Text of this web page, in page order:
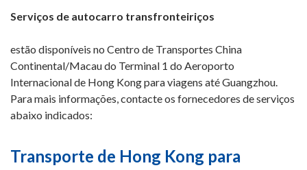
Serviços de autocarro transfronteiriços
estão disponíveis no Centro de Transportes China
Continental/Macau do Terminal 1 do Aeroporto
Internacional de Hong Kong para viagens até Guangzhou.
Para mais informações, contacte os fornecedores de serviços
abaixo indicados:
Transporte de Hong Kong para